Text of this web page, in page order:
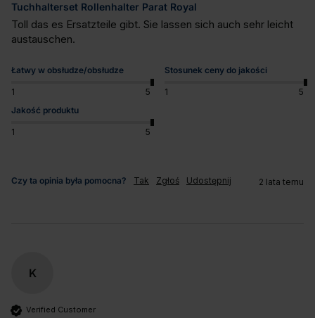
Tuchhalterset Rollenhalter Parat Royal
Toll das es Ersatzteile gibt. Sie lassen sich auch sehr leicht
austauschen.
Łatwy w obsłudze/obsłudze
1 5
Stosunek ceny do jakości
1
5
Jakość produktu
1 5
Czy ta opinia była pomocna? Tak Zgłoś Udostępnij 2 lata temu
K
Verified Customer